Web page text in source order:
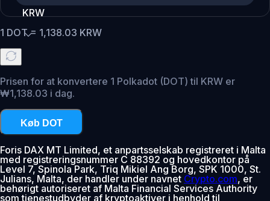
KRW
1 DOT= 1,138.03 KRW
Prisen for at konvertere 1 Polkadot (DOT) til KRW er
₩1,138.03 i dag.
Køb DOT
Foris DAX MT Limited, et anpartsselskab registreret i Malta
med registreringsnummer C 88392 og hovedkontor på
Level 7, Spinola Park, Triq Mikiel Ang Borg, SPK 1000, St.
Julians, Malta, der handler under navnet Crypto.com, er
behørigt autoriseret af Malta Financial Services Authority
som tjenestudbyder af kryptoaktiver i henhold til